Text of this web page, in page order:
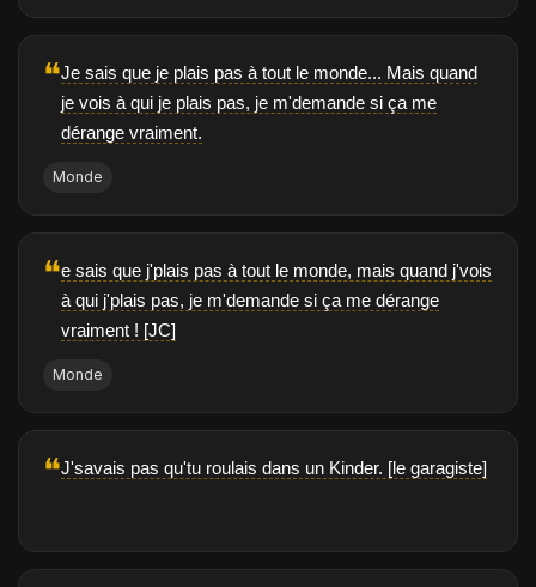
❝Je sais que je plais pas à tout le monde... Mais quand
je vois à qui je plais pas, je m'demande si ça me
dérange vraiment.
Monde
❝e sais que j'plais pas à tout le monde, mais quand j'vois
à qui j'plais pas, je m'demande si ça me dérange
vraiment ! [JC]
Monde
❝J'savais pas qu'tu roulais dans un Kinder. [le garagiste]